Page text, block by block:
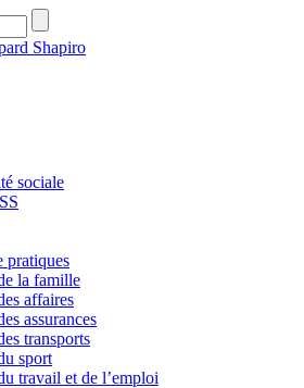
sociale
pratiques
la famille
affaires
assurances
transports
sport
travail et de l’emploi